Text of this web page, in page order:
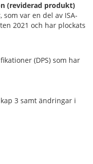
(reviderad produkt)
, som var en del av ISA-
2021 och har plockats
(DPS) som har
3 samt ändringar i